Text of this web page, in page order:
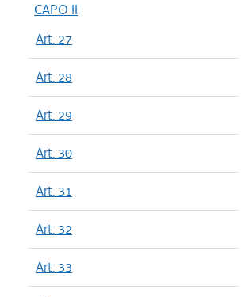
CAPO II
Art. 27
Art. 28
Art. 29
Art. 30
Art. 31
Art. 32
Art. 33